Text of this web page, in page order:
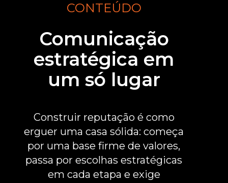
CONTEÚDO
Comunicação
estratégica em
um só lugar
Construir reputação é como
erguer uma casa sólida: começa
por uma base firme de valores,
passa por escolhas estratégicas
em cada etapa e exige